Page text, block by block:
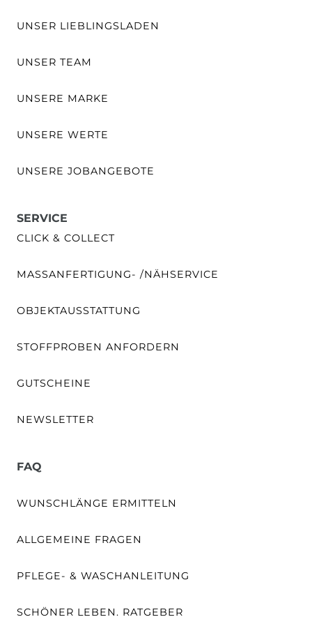
UNSER LIEBLINGSLADEN
UNSER TEAM
UNSERE MARKE
UNSERE WERTE
UNSERE JOBANGEBOTE
SERVICE
CLICK & COLLECT
MASSANFERTIGUNG- /NÄHSERVICE
OBJEKTAUSSTATTUNG
STOFFPROBEN ANFORDERN
GUTSCHEINE
NEWSLETTER
FAQ
WUNSCHLÄNGE ERMITTELN
ALLGEMEINE FRAGEN
PFLEGE- & WASCHANLEITUNG
SCHÖNER LEBEN. RATGEBER